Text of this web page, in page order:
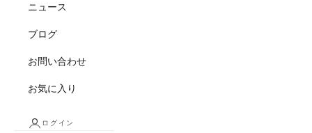
ニュース
ブログ
お問い合わせ
お気に入り
ログイン